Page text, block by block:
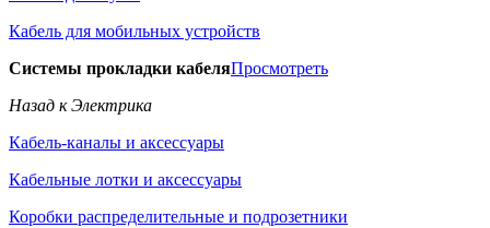
Кабель для мобильных устройств
Системы прокладки кабеляПросмотреть
Назад к Электрика
Кабель-каналы и аксессуары
Кабельные лотки и аксессуары
Коробки распределительные и подрозетники